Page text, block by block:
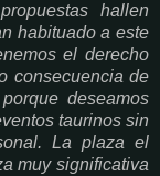
hallen
habituado a este
el derecho
consecuencia de
deseamos
taurinos sin
La plaza el
muy significativa